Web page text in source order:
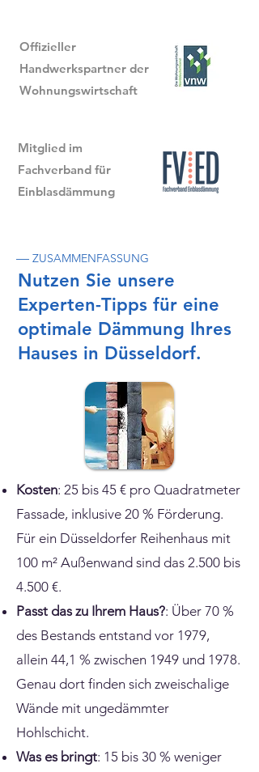
Offizieller
Handwerkspartner der
Wohnungswirtschaft
Mitglied im
Fachverband für
Einblasdämmung
— ZUSAMMENFASSUNG
Nutzen Sie unsere
Experten-Tipps für eine
optimale Dämmung Ihres
Hauses in Düsseldorf.
Kosten: 25 bis 45 € pro Quadratmeter
Fassade, inklusive 20 % Förderung.
Für ein Düsseldorfer Reihenhaus mit
100 m² Außenwand sind das 2.500 bis
4.500 €.
Passt das zu Ihrem Haus?: Über 70 %
des Bestands entstand vor 1979,
allein 44,1 % zwischen 1949 und 1978.
Genau dort finden sich zweischalige
Wände mit ungedämmter
Hohlschicht.
Was es bringt: 15 bis 30 % weniger